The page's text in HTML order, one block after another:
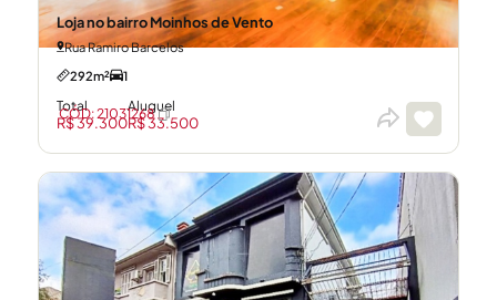
Loja no bairro Moinhos de Vento
Rua Ramiro Barcelos
292m²
1
Total
R$ 39.300
Aluguel
R$ 33.500
CÓD: 21031268